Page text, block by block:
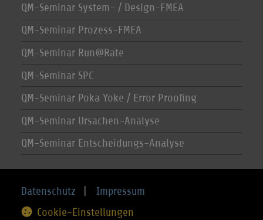
QM-Seminar System- / Design-FMEA
QM-Seminar Prozess-FMEA
QM-Seminar Run@Rate
QM-Seminar SPC
QM-Seminar Poka Yoke / Error Proofing
QM-Seminar Ursachen-Analyse
QM-Seminar Entscheidungs-Analyse
Datenschutz
Impressum
Cookie-Einstellungen